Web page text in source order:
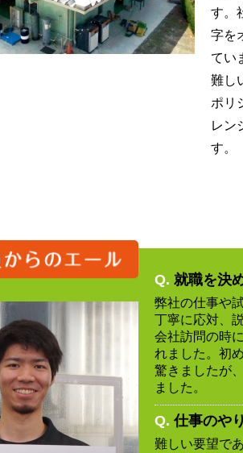
す。
字を
てい
難し
ポリ
レン
す。
Q. 就職を決
弊社の仕事や
丁寧に応対、
会社訪問の時
れました。初
驚きましたが
ました。
Q. 仕事のや
難しい要望で